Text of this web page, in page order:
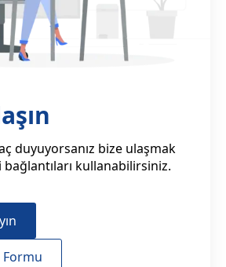
duyuyorsanız bize ulaşmak
bağlantıları kullanabilirsiniz.
Formu